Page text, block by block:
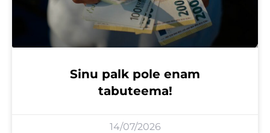
Sinu palk pole enam
tabuteema!
14/07/2026